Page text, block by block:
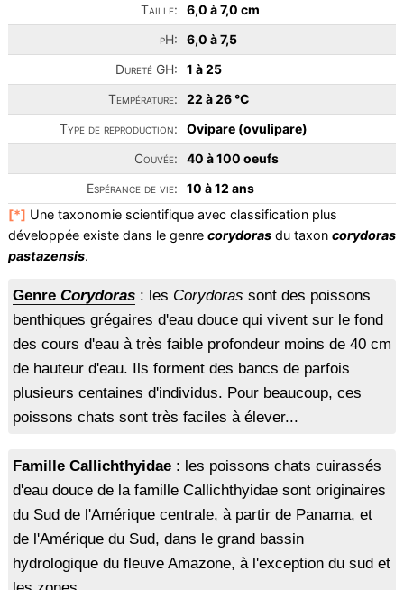
Taille:
6,0 à 7,0 cm
pH:
6,0 à 7,5
Dureté GH:
1 à 25
Température:
22 à 26 °C
Type de reproduction:
Ovipare (ovulipare)
Couvée:
40 à 100 oeufs
Espérance de vie:
10 à 12 ans
[*] Une taxonomie scientifique avec classification plus
développée existe dans le genre corydorasdu taxon corydoras
pastazensis.
Genre Corydoras: les Corydoras sont des poissons
benthiques grégaires d'eau douce qui vivent sur le fond
des cours d'eau à très faible profondeur moins de 40 cm
de hauteur d'eau. Ils forment des bancs de parfois
plusieurs centaines d'individus. Pour beaucoup, ces
poissons chats sont très faciles à élever...
Famille Callichthyidae: les poissons chats cuirassés
d'eau douce de la famille Callichthyidae sont originaires
du Sud de l'Amérique centrale, à partir de Panama, et
de l'Amérique du Sud, dans le grand bassin
hydrologique du fleuve Amazone, à l'exception du sud et